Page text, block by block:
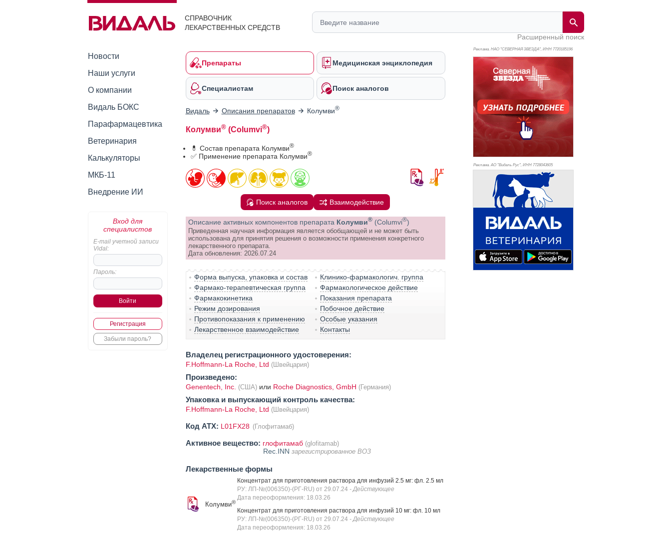
СПРАВОЧНИК
ЛЕКАРСТВЕННЫХ СРЕДСТВ
Расширенный поиск
Новости
Наши услуги
О компании
Видаль БОКС
Парафармацевтика
Ветеринария
Калькуляторы
МКБ-11
Внедрение ИИ
Вход для
специалистов
E-mail учетной записи
Vidal:
Пароль:
Регистрация
Забыли пароль?
Препараты Медицинская энциклопедия
Специалистам Поиск аналогов
Видаль Описания препаратов Колумви®
Колумви®(Columvi®)
💊 Состав препарата Колумви®
✅ Применение препарата Колумви®
Поиск аналогов Взаимодействие
Описание активных компонентов препарата Колумви® (Columvi®)
Приведенная научная информация является обобщающей и не может быть
использована для принятия решения о возможности применения конкретного
лекарственного препарата.
Дата обновления: 2026.07.24
Форма выпуска, упаковка и состав
Клинико-фармакологич. группа
Фармако-терапевтическая группа
Фармакологическое действие
Фармакокинетика
Показания препарата
Режим дозирования
Побочное действие
Противопоказания к применению
Особые указания
Лекарственное взаимодействие
Контакты
Владелец регистрационного удостоверения:
F.Hoffmann-La Roche, Ltd (Швейцария)
Произведено:
Genentech, Inc. (США)или Roche Diagnostics, GmbH (Германия)
Упаковка и выпускающий контроль качества:
F.Hoffmann-La Roche, Ltd (Швейцария)
Код ATX: L01FX28 (Глофитамаб)
Активное вещество: глофитамаб (glofitamab)
Rec.INN зарегистрированное ВОЗ
Лекарственные формы
Колумви®
Концентрат для приготовления раствора для инфузий 2.5 мг: фл. 2.5 мл
РУ: ЛП-№(006350)-(РГ-RU) от 29.07.24 - Действующее
Дата переоформления: 18.03.26
Концентрат для приготовления раствора для инфузий 10 мг: фл. 10 мл
РУ: ЛП-№(006350)-(РГ-RU) от 29.07.24 - Действующее
Дата переоформления: 18.03.26
Реклама. НАО "СЕВЕРНАЯ ЗВЕЗДА", ИНН 7720185196
Реклама. АО "Видаль Рус", ИНН 7728043605